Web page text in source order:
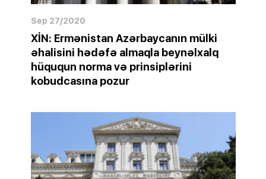
Sep 27/2020
XİN: Ermənistan Azərbaycanın mülki
əhalisini hədəfə almaqla beynəlxalq
hüququn norma və prinsiplərini
kobudcasına pozur